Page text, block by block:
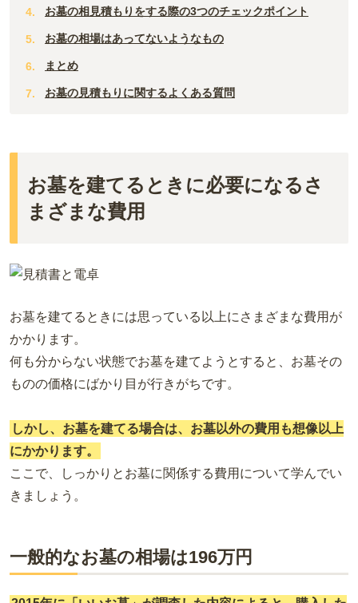
香川
高知
鹿児島
お墓の相見積もりをする際の3つのチェックポイント
お墓の相場はあってないようなもの
まとめ
お墓の見積もりに関するよくある質問
お墓を建てるときに必要になるさ
まざまな費用
お墓を建てるときには思っている以上にさまざまな費用が
かかります。
何も分からない状態でお墓を建てようとすると、お墓その
ものの価格にばかり目が行きがちです。
しかし、お墓を建てる場合は、お墓以外の費用も想像以上
にかかります。
ここで、しっかりとお墓に関係する費用について学んでい
きましょう。
一般的なお墓の相場は196万円